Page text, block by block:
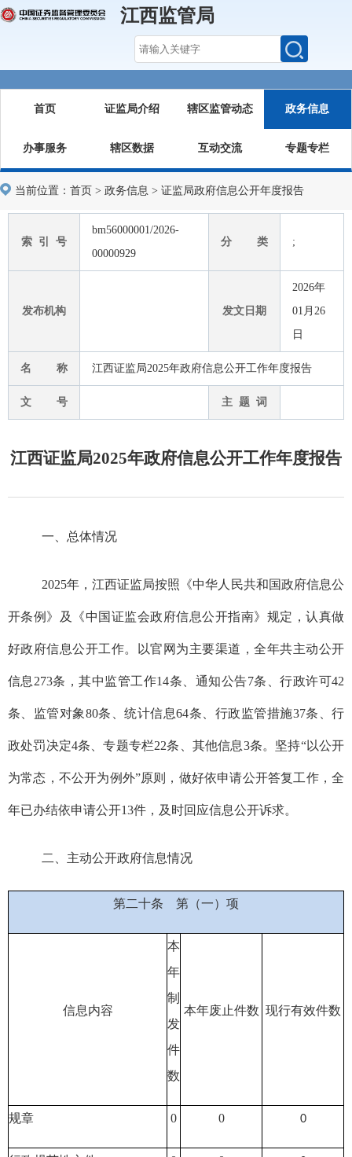
江西监管局
首页 证监局介绍 辖区监管动态 政务信息
办事服务 辖区数据 互动交流 专题专栏
当前位置： 首页 > 政务信息 > 证监局政府信息公开年度报告
索 引 号
bm56000001/2026-
00000929
分 类 ;
发布机构 发文日期
2026年
01月26
日
名 称 江西证监局2025年政府信息公开工作年度报告
文 号 主 题 词
江西证监局2025年政府信息公开工作年度报告
一、总体情况
2025年，江西证监局按照《中华人民共和国政府信息公
开条例》及《中国证监会政府信息公开指南》规定，认真做
好政府信息公开工作。 以官网 为主要渠道，全年共主动公开
信息273条，其中监管工作14条、通知公告7条、行政许可42
条、监管对象80条、统计信息64条、行政监管措施37条、行
政处罚决定4条、专题专栏22条 、其他信息3条。 坚持“以公开
为常态，不公开为例外”原则，做好依申请公开答复工作，全
年已办结依申请公开13件，及时回应信息公开诉求。
二、主动公开政府信息情况
第二十条 第（一）项
信息内容
本
年
制
发
件
数
本年废止件数 现行有效件数
规章 0 0 0